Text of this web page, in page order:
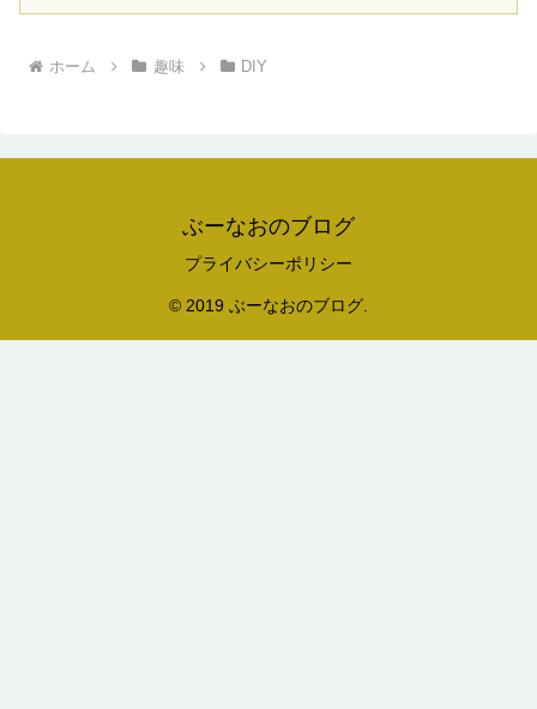
ホーム 趣味 DIY
ぶーなおのブログ
プライバシーポリシー
© 2019 ぶーなおのブログ.